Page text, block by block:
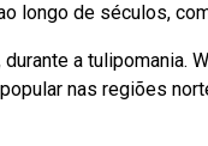
longo de séculos,
a tulipomania.
nas regiões